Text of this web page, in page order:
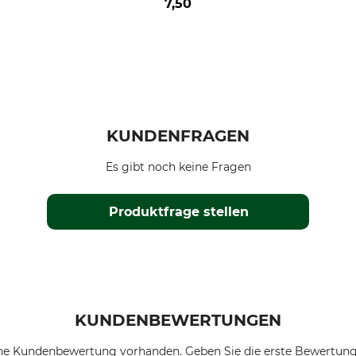
7,50
KUNDENFRAGEN
Produktfrage stellen
Es gibt noch keine Fragen
KUNDENBEWERTUNGEN
Kundenbewertung vorhanden. Geben Sie die erste